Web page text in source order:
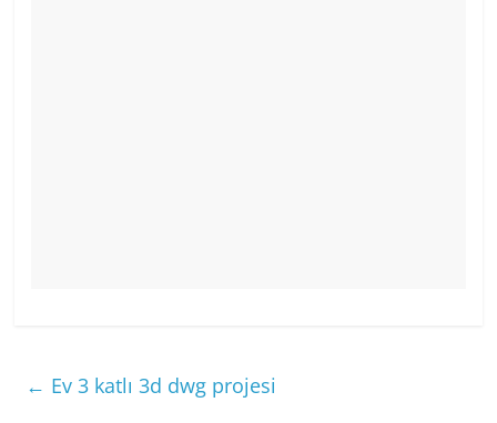
← Ev 3 katlı 3d dwg projesi